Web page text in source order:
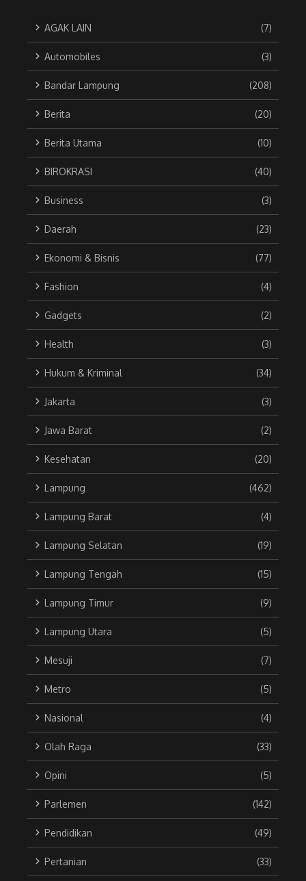
AGAK LAIN (7)
Automobiles (3)
Bandar Lampung (208)
Berita (20)
Berita Utama (10)
BIROKRASI (40)
Business (3)
Daerah (23)
Ekonomi & Bisnis (77)
Fashion (4)
Gadgets (2)
Health (3)
Hukum & Kriminal (34)
Jakarta (3)
Jawa Barat (2)
Kesehatan (20)
Lampung (462)
Lampung Barat (4)
Lampung Selatan (19)
Lampung Tengah (15)
Lampung Timur (9)
Lampung Utara (5)
Mesuji (7)
Metro (5)
Nasional (4)
Olah Raga (33)
Opini (5)
Parlemen (142)
Pendidikan (49)
Pertanian (33)